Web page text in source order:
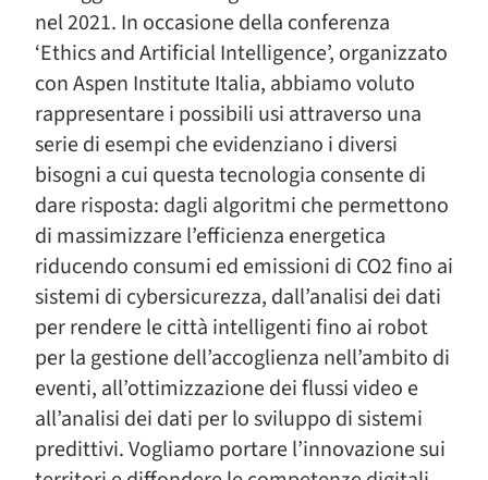
nel 2021. In occasione della conferenza
‘Ethics and Artificial Intelligence’, organizzato
con Aspen Institute Italia, abbiamo voluto
rappresentare i possibili usi attraverso una
serie di esempi che evidenziano i diversi
bisogni a cui questa tecnologia consente di
dare risposta: dagli algoritmi che permettono
di massimizzare l’efficienza energetica
riducendo consumi ed emissioni di CO2 fino ai
sistemi di cybersicurezza, dall’analisi dei dati
per rendere le città intelligenti fino ai robot
per la gestione dell’accoglienza nell’ambito di
eventi, all’ottimizzazione dei flussi video e
all’analisi dei dati per lo sviluppo di sistemi
predittivi. Vogliamo portare l’innovazione sui